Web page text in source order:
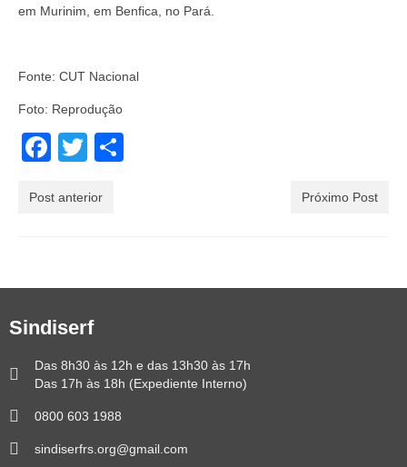
em Murinim, em Benfica, no Pará.
Fonte: CUT Nacional
Foto: Reprodução
Facebook
Twitter
Post anterior Próximo Post
Sindiserf
Das 8h30 às 12h e das 13h30 às 17h
Das 17h às 18h (Expediente Interno)
0800 603 1988
sindiserfrs.org@gmail.com